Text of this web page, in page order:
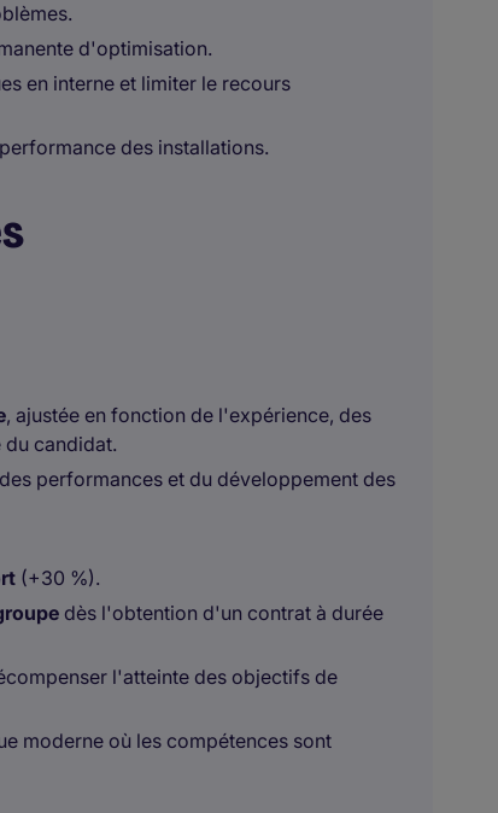
d'optimisation.
en interne et limiter le recours
des installations.
, ajustée en fonction de l'expérience, des
du candidat.
performances et du développement des
(+30 %).
dès l'obtention d'un contrat à durée
l'atteinte des objectifs de
moderne où les compétences sont